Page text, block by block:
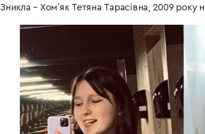
Зникла – Хомʼяк Тетяна Тарасівна, 2009 року